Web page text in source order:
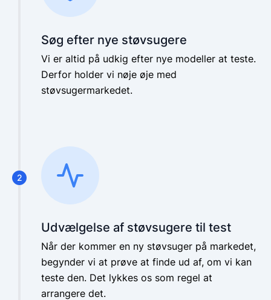
Søg efter nye støvsugere
Vi er altid på udkig efter nye modeller at teste.
Derfor holder vi nøje øje med
støvsugermarkedet.
2
Udvælgelse af støvsugere til test
Når der kommer en ny støvsuger på markedet,
begynder vi at prøve at finde ud af, om vi kan
teste den. Det lykkes os som regel at
arrangere det.